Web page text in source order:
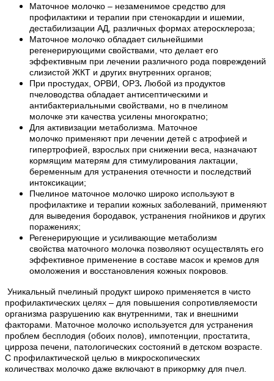
Маточное молочко – незаменимое средство для
профилактики и терапии при стенокардии и ишемии,
дестабилизации АД, различных формах атеросклероза;
Маточное молочко обладает сильнейшими
регенерирующими свойствами, что делает его
эффективным при лечении различного рода повреждений
слизистой ЖКТ и других внутренних органов;
При простудах, ОРВИ, ОРЗ. Любой из продуктов
пчеловодства обладает антисептическими и
антибактериальными свойствами, но в пчелином
молочке эти качества усилены многократно;
Для активизации метаболизма. Маточное
молочко применяют при лечении детей с атрофией и
гипертрофией, взрослых при снижении веса, назначают
кормящим матерям для стимулирования лактации,
беременным для устранения отечности и последствий
интоксикации;
Пчелиное маточное молочко широко используют в
профилактике и терапии кожных заболеваний, применяют
для выведения бородавок, устранения гнойников и других
поражениях;
Регенерирующие и усиливающие метаболизм
свойства маточного молочка позволяют осуществлять его
эффективное применение в составе масок и кремов для
омоложения и восстановления кожных покровов.
Уникальный пчелиный продукт широко применяется в чисто
профилактических целях – для повышения сопротивляемости
организма разрушению как внутренними, так и внешними
факторами. Маточное молочко используется для устранения
проблем бесплодия (обоих полов), импотенции, простатита,
цирроза печени, патологических состояний в детском возрасте.
С профилактической целью в микроскопических
количествах молочко даже включают в прикормку для пчел.